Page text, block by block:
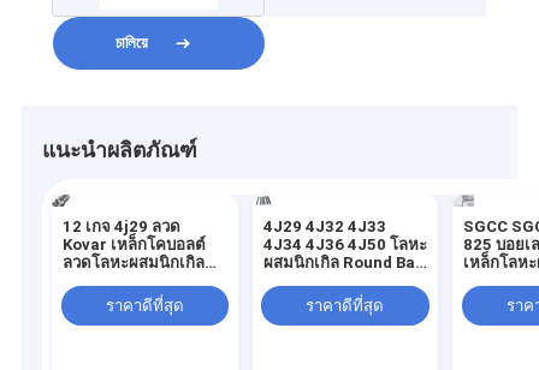
চালিয়ে
แนะนำผลิตภัณฑ์
12 เกจ 4j29 ลวด
Kovar เหล็กโคบอลต์
ลวดโลหะผสมนิกเกิล
ราคาดีที่สุด
4J29 4J32 4J33
4J34 4J36 4J50 โลหะ
ผสมนิกเกิล Round Bar
ราคาดีที่สุด
SGCC
825 บอยเ
เหล็กโลห
ราค